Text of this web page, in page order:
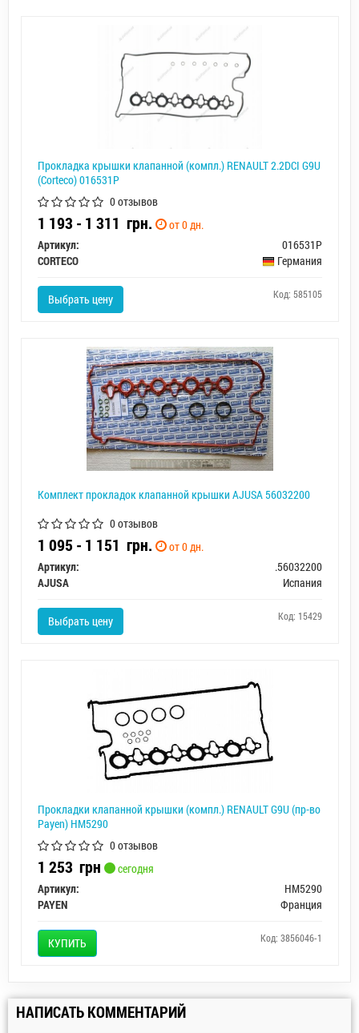
Прокладка крышки клапанной (компл.) RENAULT 2.2DCI G9U
(Corteco) 016531P
0 отзывов
1 193 - 1 311 грн.
от 0 дн.
Артикул:
016531P
CORTECO
Германия
Выбрать цену Код: 585105
Комплект прокладок клапанной крышки AJUSA 56032200
0 отзывов
1 095 - 1 151 грн.
от 0 дн.
Артикул:
.56032200
AJUSA
Испания
Выбрать цену Код: 15429
Прокладки клапанной крышки (компл.) RENAULT G9U (пр-во
Payen) HM5290
0 отзывов
1 253 грн
сегодня
Артикул:
HM5290
PAYEN
Франция
КУПИТЬ Код: 3856046-1
НАПИСАТЬ КОММЕНТАРИЙ